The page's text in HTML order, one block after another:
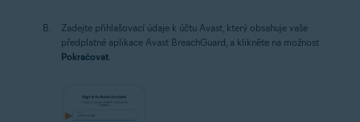
Zadejte přihlašovací údaje k účtu Avast, který obsahuje vaše
předplatné aplikace Avast BreachGuard, a klikněte na možnost
Pokračovat